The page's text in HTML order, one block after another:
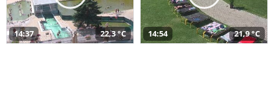
14:37 22,3 °C 14:54 21,9 °C